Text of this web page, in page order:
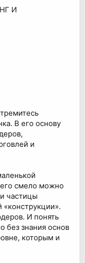
И
В его основу
и
смело можно
частицы
«конструкции».
И понять
без знания основ
которым и